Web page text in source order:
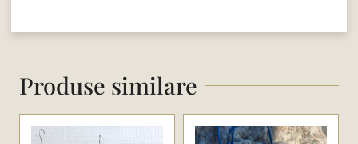
Produse similare